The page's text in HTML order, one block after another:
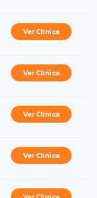
Ver Clínica
Ver Clínica
Ver Clínica
Ver Clínica